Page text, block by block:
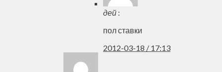
дей :
пол ставки
2012-03-18 / 17:13